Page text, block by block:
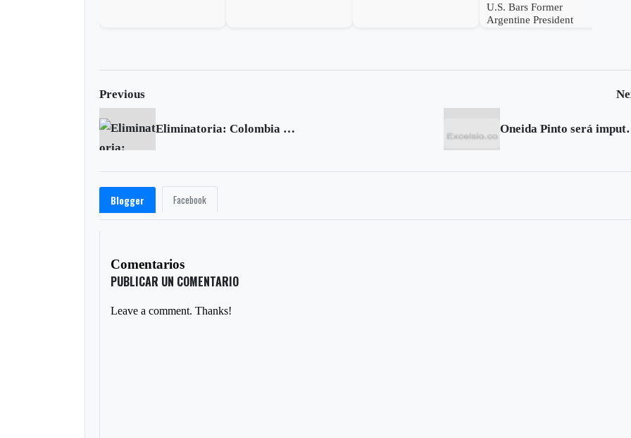
U.S. Bars Former
Argentine President
Corruption
Previous
Eliminatoria: Colombia vence a Paraguay en la novena jornada Oneida Pinto será
Blogger Facebook
Comentarios
PUBLICAR UN COMENTARIO
Leave a comment. Thanks!